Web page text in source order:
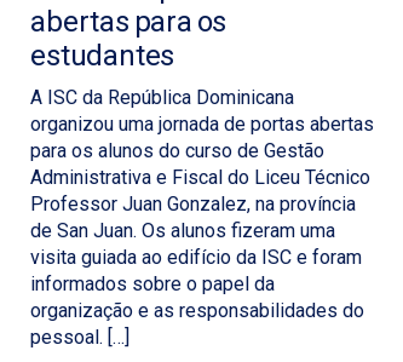
abertas para os
estudantes
A ISC da República Dominicana
organizou uma jornada de portas abertas
para os alunos do curso de Gestão
Administrativa e Fiscal do Liceu Técnico
Professor Juan Gonzalez, na província
de San Juan. Os alunos fizeram uma
visita guiada ao edifício da ISC e foram
informados sobre o papel da
organização e as responsabilidades do
pessoal. […]